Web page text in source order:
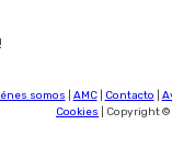
somos AMC| Contacto
Cookies | Copyright